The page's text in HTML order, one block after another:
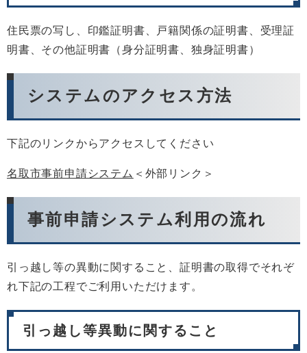
住民票の写し、印鑑証明書、戸籍関係の証明書、受理証
明書、その他証明書（身分証明書、独身証明書）
システムのアクセス方法
下記のリンクからアクセスしてください
名取市事前申請システム ＜外部リンク＞
事前申請システム利用の流れ
引っ越し等の異動に関すること、証明書の取得でそれぞ
れ下記の工程でご利用いただけます。
引っ越し等異動に関すること